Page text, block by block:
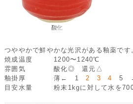
つややかで鮮やかな光沢がある釉薬です
焼成温度
1200〜1240℃
雰囲気
酸化◎ 還元△
釉掛厚
薄← 1 2 3 4
5
目安水量
粉末1kgに対して水を